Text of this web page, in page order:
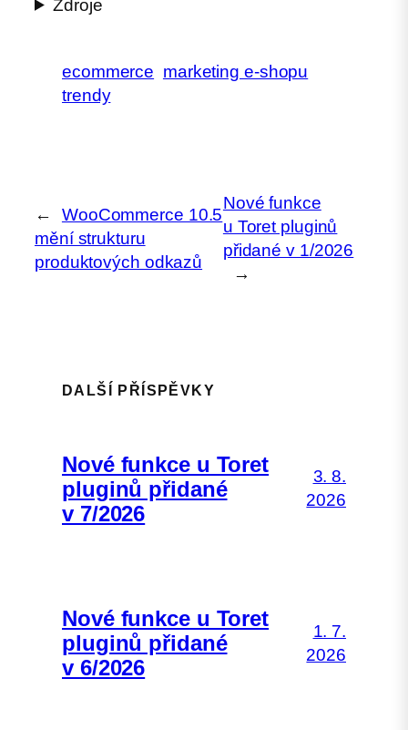
Zdroje
ecommerce marketing e-shopu
trendy
←
WooCommerce 10.5
mění strukturu
produktových odkazů
Nové funkce
u Toret pluginů
přidané v 1/2026
→
DALŠÍ PŘÍSPĚVKY
Nové funkce u Toret
pluginů přidané
v 7/2026
3. 8.
2026
Nové funkce u Toret
pluginů přidané
v 6/2026
1. 7.
2026